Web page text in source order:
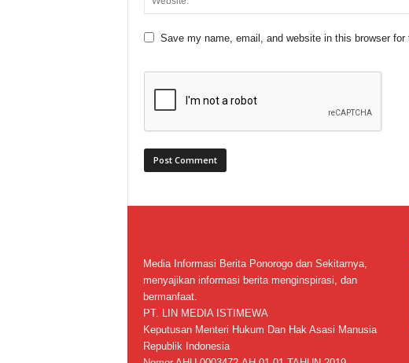
Save my name, email, and website in this browser
Media Informasi Berita Ponorogo dan Sekitarnya,
menyajikan informasi berita menginspirasi, dan
bermanfaat.
PT. LIN MEDIA ISTIMEWA
Keputusan Menteri Hukum Dan Hak Asasi Manusia
Republik Indonesia